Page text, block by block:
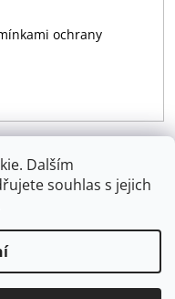
Dalším
souhlas s jejich
ochrany